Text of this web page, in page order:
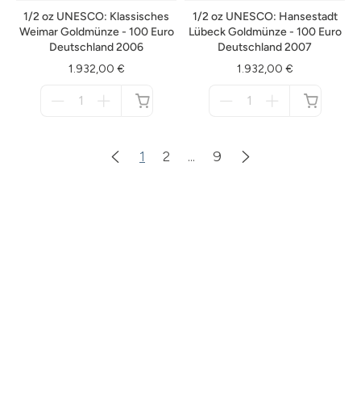
1/2 oz UNESCO: Klassisches
Weimar Goldmünze - 100 Euro
Deutschland 2006
1.932,00 €
1/2 oz UNESCO: Hansestadt
Lübeck Goldmünze - 100 Euro
Deutschland 2007
1.932,00 €
1 2 ... 9